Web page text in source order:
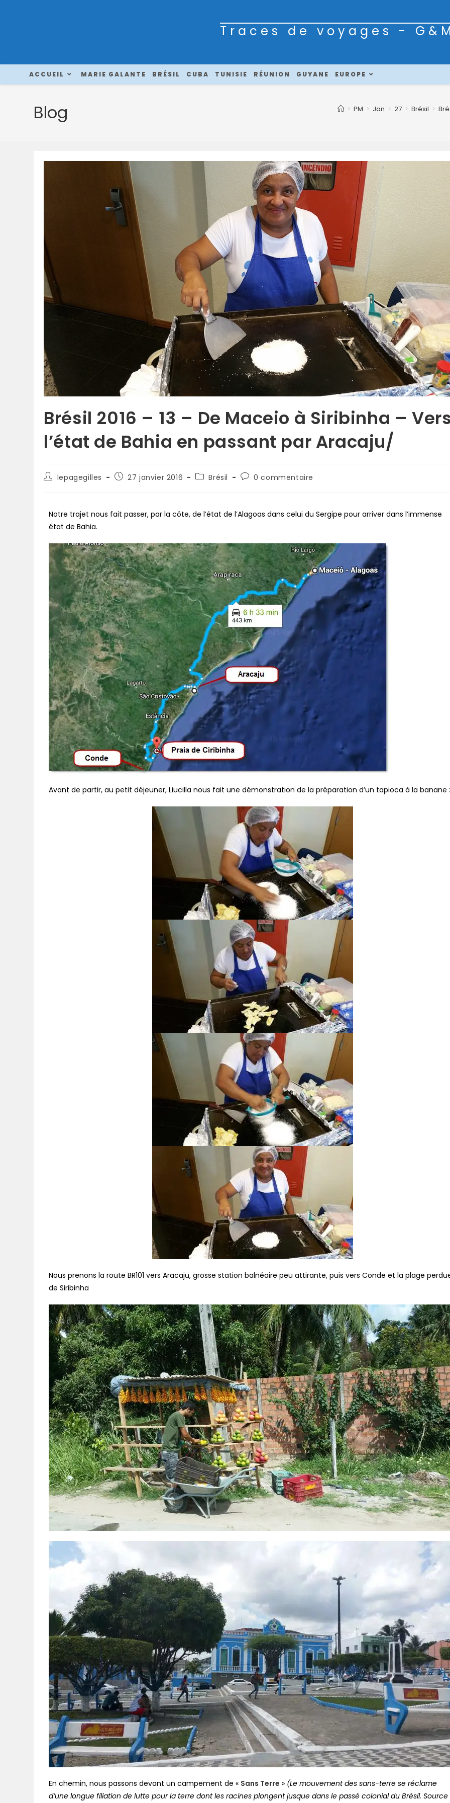
Traces de voyages -
ACCUEIL MARIE GALANTE BRÉSIL CUBA TUNISIE RÉUNION GUYANE EUROPE
Blog > PM > Jan > 27 > Brésil >
Brésil 2016 – 13 – De Maceio à Siribinha –
l’état de Bahia en passant par Aracaju/
lepagegilles 27 janvier 2016 Brésil 0 commentaire
Notre trajet nous fait passer, par la côte, de l’état de l’Alagoas dans celui du Sergipe pour arriver dans l’immense
état de Bahia.
Avant de partir, au petit déjeuner, Liucilla nous fait une démonstration de la préparation d’un tapioca à la banane
Nous prenons la route BR101 vers Aracaju, grosse station balnéaire peu attirante, puis vers Conde et la plage
de Siribinha
En chemin, nous passons devant un campement de « Sans Terre » (Le mouvement des sans-terre se réclame
d’une longue filiation de lutte pour la terre dont les racines plongent jusque dans le passé colonial du Brésil. Source